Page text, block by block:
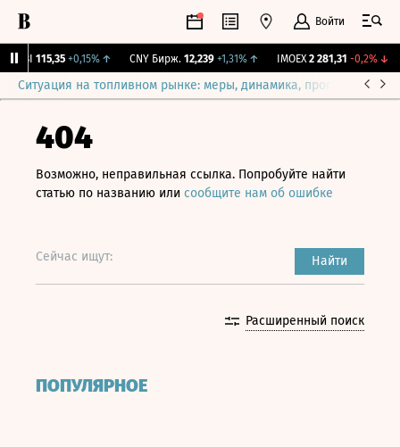
Войти
115,35 +0,15%↑ CNY Бирж. 12,239 +1,31% ↑ IMOEX 2 281,31 -0,2%↓
Ситуация на топливном рынке: меры, динамика, прогнозы
404
Возможно, неправильная ссылка. Попробуйте найти
статью по названию или сообщите нам об ошибке
Сейчас ищут: Найти
Расширенный поиск
ПОПУЛЯРНОЕ